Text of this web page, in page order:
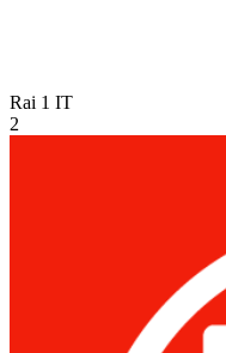
Rai 1 IT
2